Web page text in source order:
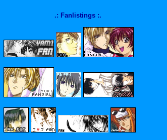
.: Fanlistings :.